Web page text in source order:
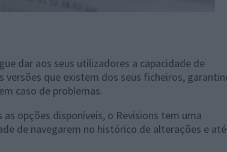
dar aos seus utilizadores a capacidade de
versões que existem dos seus ficheiros,
caso de problemas.
opções disponíveis, o Revisions tem uma
de navegarem no histórico de alterações e